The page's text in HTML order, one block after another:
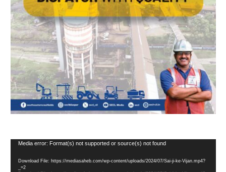
Video
Media error: Format(s) not supported or source(s) not found
Download File: https://mediasaheb.com/wp-content/uploads/2024/07/Sai-ji-ke-Vijan.mp4?
_=2